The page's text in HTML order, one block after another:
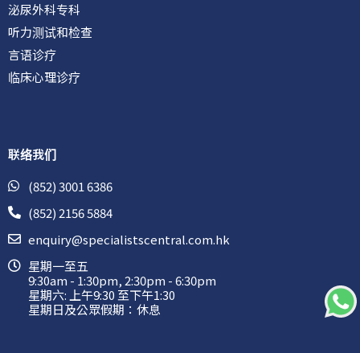
泌尿外科专科
听力测试和检查
言语诊疗
临床心理诊疗
联络我们
(852) 3001 6386
(852) 2156 5884
enquiry@specialistscentral.com.hk
星期一至五
9:30am - 1:30pm, 2:30pm - 6:30pm
星期六: 上午9:30 至下午1:30
星期日及公眾假期：休息